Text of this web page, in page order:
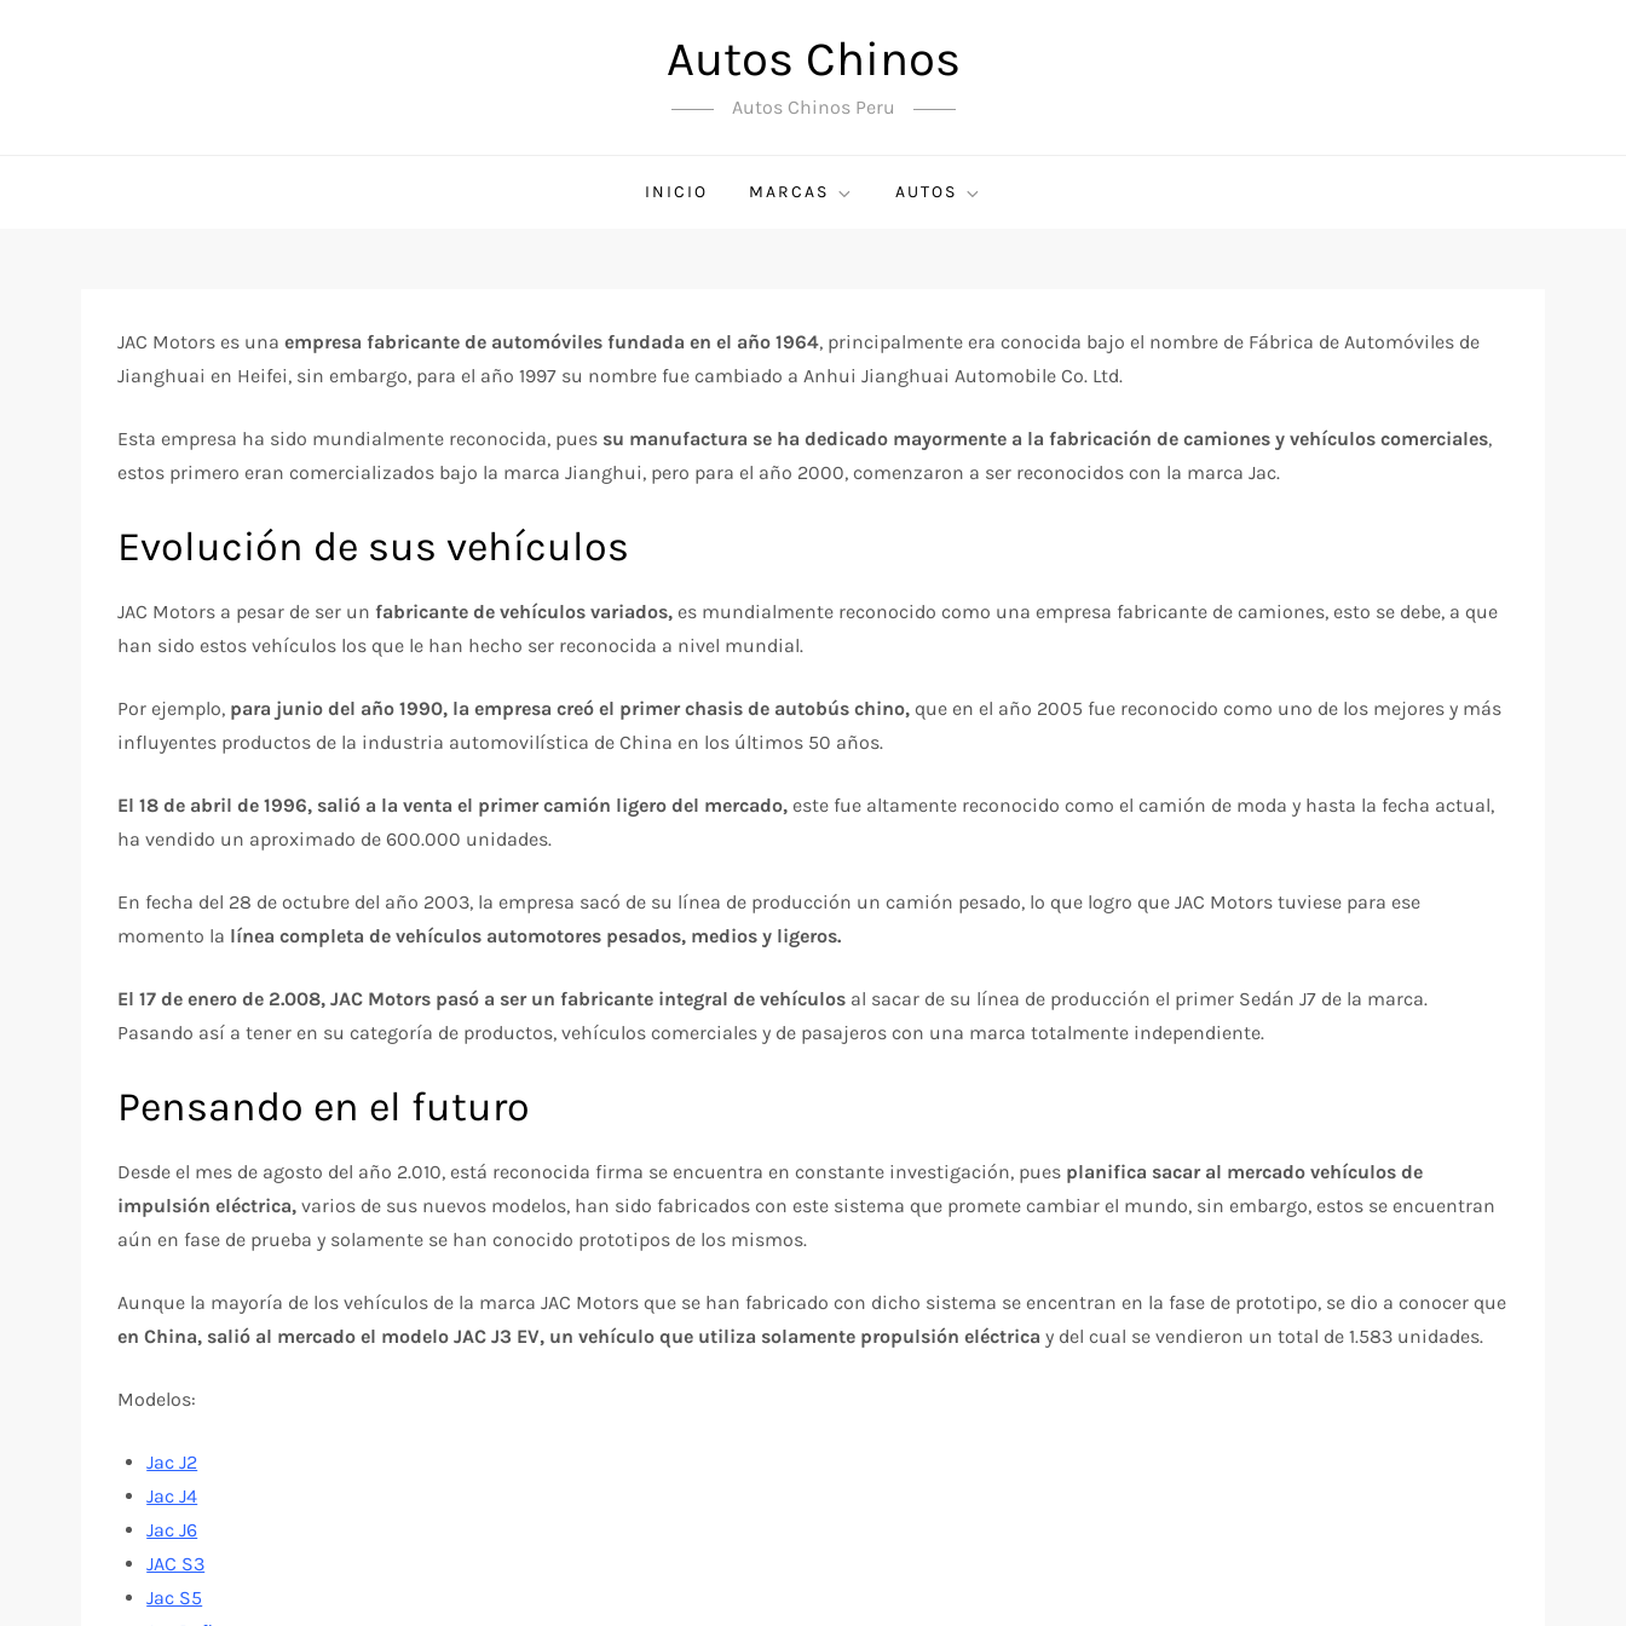
Autos Chinos
Autos Chinos Peru
INICIO MARCAS AUTOS
JAC Motors es unaempresa fabricante de automóviles fundada en el año 1964, principalmente era conocida bajo el nombre de Fábrica de Automóviles de
Jianghuai en Heifei, sin embargo, para el año 1997 su nombre fue cambiado a Anhui Jianghuai Automobile Co. Ltd.
Esta empresa ha sido mundialmente reconocida, pues su manufactura se ha dedicado mayormente a la fabricación de camiones y vehículos comerciales,
estos primero eran comercializados bajo la marca Jianghui, pero para el año 2000, comenzaron a ser reconocidos con la marca Jac.
Evolución de sus vehículos
JAC Motors a pesar de ser unfabricante de vehículos variados, es mundialmente reconocido como una empresa fabricante de camiones, esto se debe, a que
han sido estos vehículos los que le han hecho ser reconocida a nivel mundial.
Por ejemplo, para junio del año 1990, la empresa creó el primer chasis de autobús chino, que en el año 2005 fue reconocido como uno de los mejores y más
influyentes productos de la industria automovilística de China en los últimos 50 años.
El 18 de abril de 1996, salió a la venta el primer camión ligero del mercado, este fue altamente reconocido como el camión de moda y hasta la fecha actual,
ha vendido un aproximado de 600.000 unidades.
En fecha del 28 de octubre del año 2003, la empresa sacó de su línea de producción un camión pesado, lo que logro que JAC Motors tuviese para ese
momento la línea completa de vehículos automotores pesados, medios y ligeros.
El 17 de enero de 2.008, JAC Motors pasó a ser un fabricante integral de vehículos al sacar de su línea de producción el primer Sedán J7 de la marca.
Pasando así a tener en su categoría de productos, vehículos comerciales y de pasajeros con una marca totalmente independiente.
Pensando en el futuro
Desde el mes de agosto del año 2.010, está reconocida firma se encuentra en constante investigación, pues planifica sacar al mercado vehículos de
impulsión eléctrica, varios de sus nuevos modelos, han sido fabricados con este sistema que promete cambiar el mundo, sin embargo, estos se encuentran
aún en fase de prueba y solamente se han conocido prototipos de los mismos.
Aunque la mayoría de los vehículos de la marca JAC Motors que se han fabricado con dicho sistema se encentran en la fase de prototipo, se dio a conocer que
en China, salió al mercado el modelo JAC J3 EV, un vehículo que utiliza solamente propulsión eléctrica y del cual se vendieron un total de 1.583 unidades.
Modelos:
Jac J2
Jac J4
Jac J6
JAC S3
Jac S5